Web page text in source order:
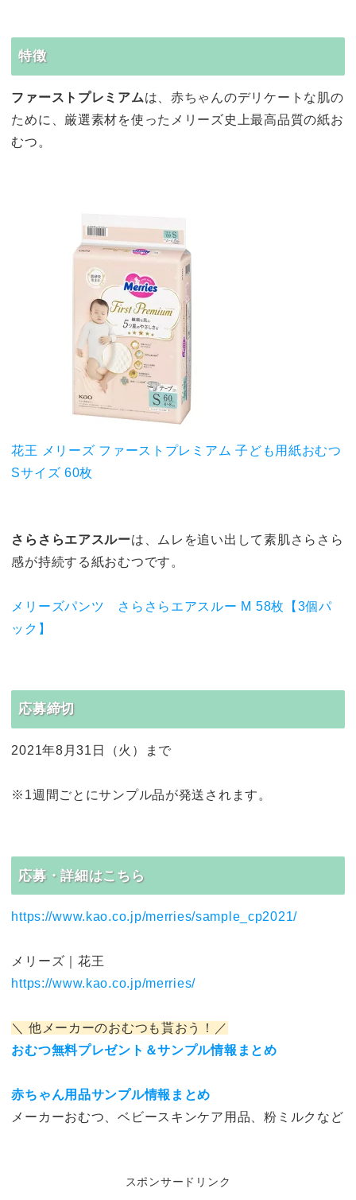
特徴
ファーストプレミアムは、赤ちゃんのデリケートな肌の
ために、厳選素材を使ったメリーズ史上最高品質の紙お
むつ。
花王 メリーズ ファーストプレミアム 子ども用紙おむつ
Sサイズ 60枚
さらさらエアスルーは、ムレを追い出して素肌さらさら
感が持続する紙おむつです。
メリーズパンツ さらさらエアスルー M 58枚【3個パ
ック】
応募締切
2021年8月31日（火）まで
※1週間ごとにサンプル品が発送されます。
応募・詳細はこちら
https://www.kao.co.jp/merries/sample_cp2021/
メリーズ｜花王
https://www.kao.co.jp/merries/
＼ 他メーカーのおむつも貰おう！／
おむつ無料プレゼント＆サンプル情報まとめ
赤ちゃん用品サンプル情報まとめ
メーカーおむつ、ベビースキンケア用品、粉ミルクなど
スポンサードリンク